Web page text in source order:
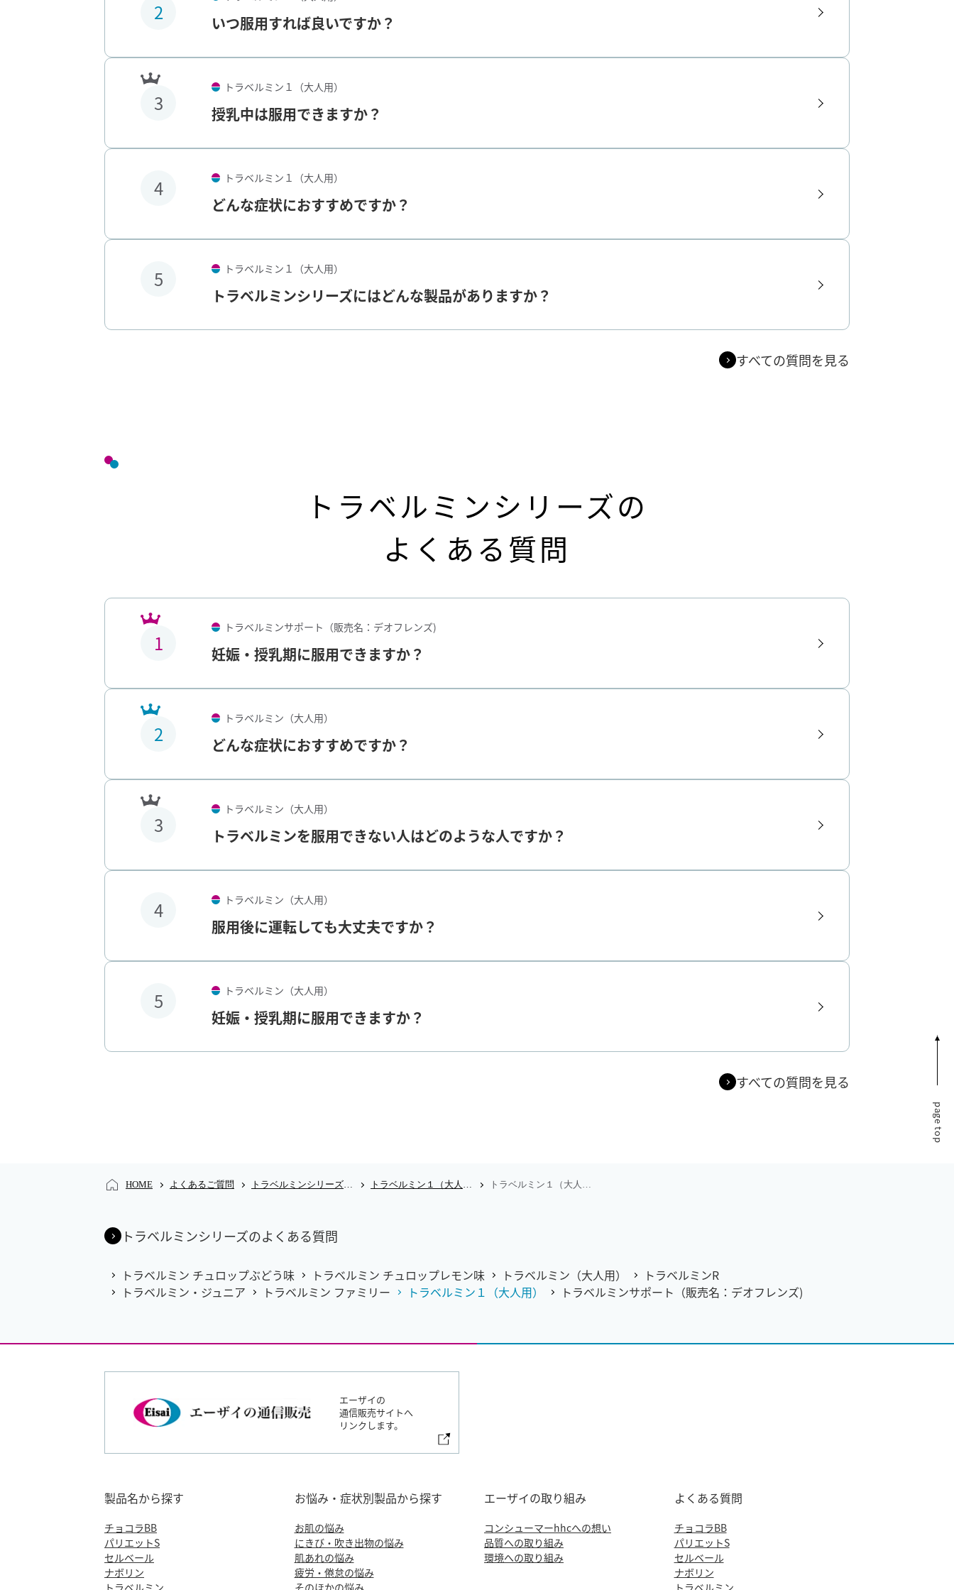
2 いつ服用すれば良いですか？
3
トラベルミン１（大人用）
授乳中は服用できますか？
4 トラベルミン１（大人用）
どんな症状におすすめですか？
5 トラベルミン１（大人用）
トラベルミンシリーズにはどんな製品がありますか？
すべての質問を見る
トラベルミンシリーズの
よくある質問
1
トラベルミンサポート（販売名：デオフレンズ)
妊娠・授乳期に服用できますか？
2
トラベルミン（大人用）
どんな症状におすすめですか？
3
トラベルミン（大人用）
トラベルミンを服用できない人はどのような人ですか？
4 トラベルミン（大人用）
服用後に運転しても大丈夫ですか？
5 トラベルミン（大人用）
妊娠・授乳期に服用できますか？
すべての質問を見る
page top
HOME よくあるご質問 トラベルミンシリーズのよくあるご質問 トラベルミン１（大人用）のよくあるご質問 トラベルミン１（大人用）のよくあるご質問
トラベルミンシリーズのよくある質問
トラベルミン チュロップぶどう味 トラベルミン チュロップレモン味 トラベルミン（大人用）
トラベルミンR
トラベルミン・ジュニア
トラベルミン ファミリー トラベルミン１（大人用） トラベルミンサポート（販売名：デオフレンズ)
エーザイの
通信販売サイトへ
リンクします。
製品名から探す
チョコラBB
パリエットS
セルベール
ナボリン
お悩み・症状別製品から探す
お肌の悩み
にきび・吹き出物の悩み
肌あれの悩み
疲労・倦怠の悩み
エーザイの取り組み
コンシューマーhhcへの想い
品質への取り組み
環境への取り組み
よくある質問
チョコラBB
パリエットS
セルベール
ナボリン